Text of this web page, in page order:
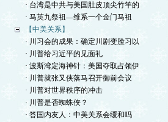
· 台湾是中共与美国肚皮顶尖竹竿的
· 马英九祭祖—维系一个金门马祖
【中美关系】
· 川习会的成果：确定川剧变脸习以
· 川普给习近平的见面礼
· 波斯湾定海神针：美国夺取占领伊
· 川普就张又侠落马召开御前会议
· 川普对世界秩序的冲击
· 川普是否蜘蛛侠？
· 答国内友人：中美关系会缓和吗